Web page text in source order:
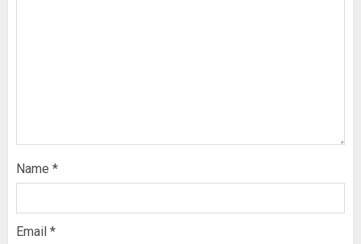
Name *
Email *